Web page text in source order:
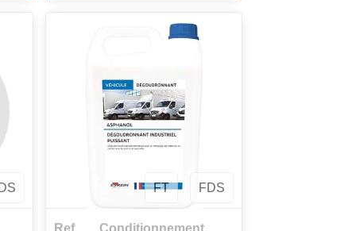
bâches, moteurs et vitres, il
caoutchoucs et plastiques. Le
produit se prépare dans l'eau
selon le mode d'application : 10
% en pulvérisation ou 2 à 3 %
rince abondamment à l'eau
claire.
FT FDS